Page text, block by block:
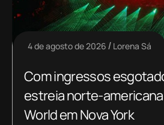
4 de agosto de 2026 Lorena Sá
Com ingressos
estreia norte-americana
World em Nova York